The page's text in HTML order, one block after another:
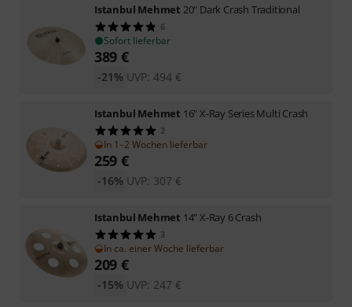
Istanbul Mehmet 20" Dark Crash Traditional
6
Sofort lieferbar
389 €
UVP: 494 €
-21%
Istanbul Mehmet 16" X-Ray Series Multi Crash
2
In 1–2 Wochen lieferbar
259 €
UVP: 307 €
-16%
Istanbul Mehmet 14" X-Ray 6 Crash
3
In ca. einer Woche lieferbar
209 €
UVP: 247 €
-15%